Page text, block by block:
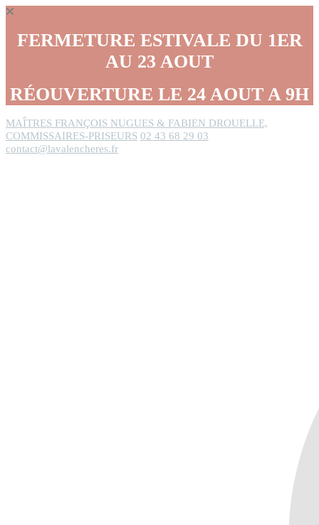
FERMETURE ESTIVALE DU 1ER
AU 23 AOUT
RÉOUVERTURE LE 24 AOUT A 9H
MAÎTRES FRANÇOIS NUGUES & FABIEN DROUELLE,
COMMISSAIRES-PRISEURS 02 43 68 29 03
contact@lavalencheres.fr
Panneau de gestion des cookies